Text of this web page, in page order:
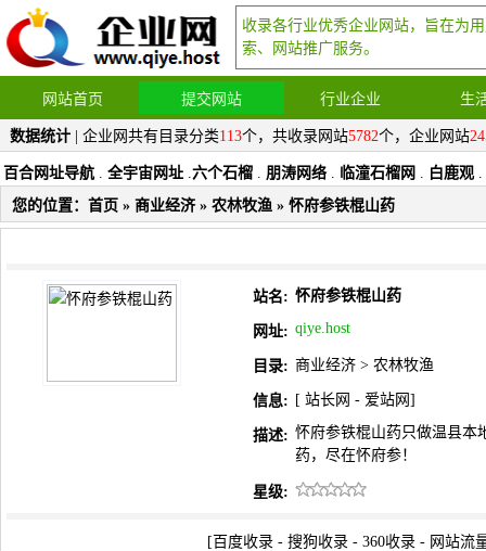
收录各行业优秀企业网站，旨在为
索、网站推广服务。
网站首页 提交网站 行业企业 生
数据统计 | 企业网共有目录分类113个，共收录网站5782个，企业网站
百合网址导航 . 全宇宙网址 .六个石榴 . 朋涛网络 . 临潼石榴网 . 白鹿观 .
您的位置： 首页 » 商业经济» 农林牧渔 » 怀府参铁棍山药
站名: 怀府参铁棍山药
网址: qiye.host
目录: 商业经济 > 农林牧渔
信息: [ 站长网 - 爱站网 ]
描述: 怀府参铁棍山药只做温县本
药，尽在怀府参！
星级:
[ 百度收录 - 搜狗收录 - 360收录 - 网站流